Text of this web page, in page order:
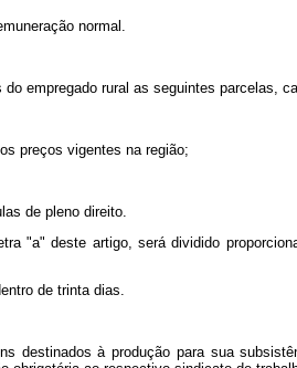
normal.
empregado rural as seguintes parcelas,
preços vigentes na região;
de pleno direito.
"a" deste artigo, será dividido
de trinta dias.
destinados à produção para sua